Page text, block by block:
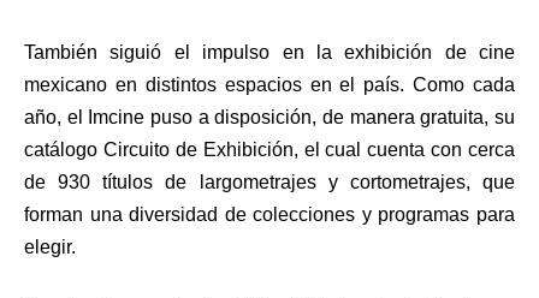
También siguió el impulso en la exhibición de cine
mexicano en distintos espacios en el país. Como cada
año, el Imcine puso a disposición, de manera gratuita, su
catálogo Circuito de Exhibición, el cual cuenta con cerca
de 930 títulos de largometrajes y cortometrajes, que
forman una diversidad de colecciones y programas para
elegir.